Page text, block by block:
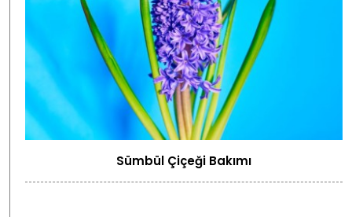
Sümbül Çiçeği Bakımı